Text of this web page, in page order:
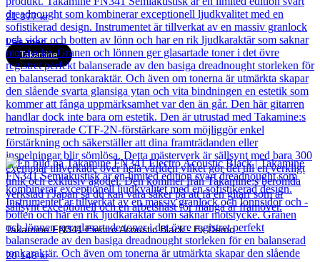
21 377kr
Läs mer
Takamine
Takamine FN341 Electro Acoustic Black - Ex Demo
20 148kr